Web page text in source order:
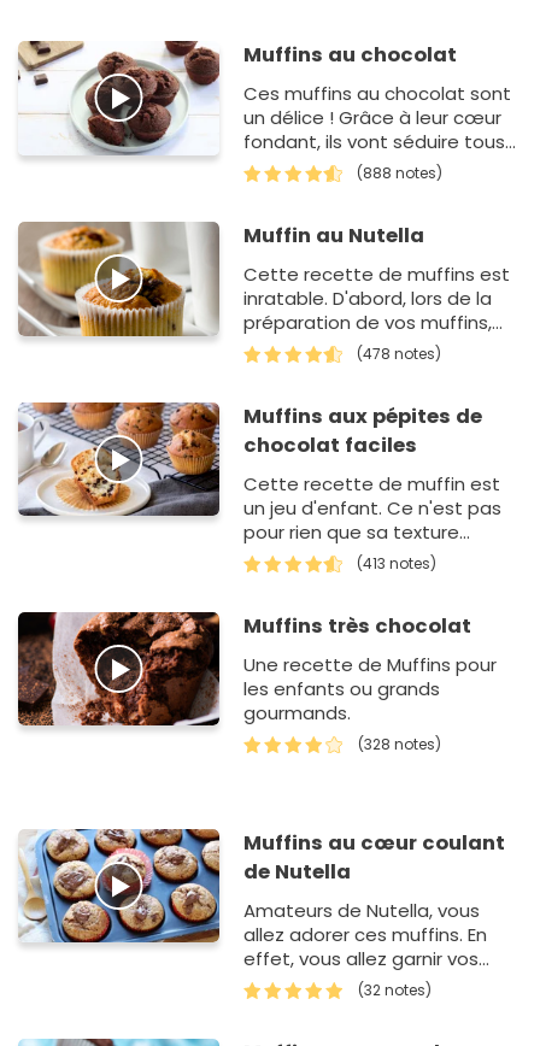
Muffins au chocolat
Ces muffins au chocolat sont
un délice ! Grâce à leur cœur
fondant, ils vont séduire tous
les gourmands. Et pour cause,
du petit-d&…
(888 notes)
Muffin au Nutella
Cette recette de muffins est
inratable. D'abord, lors de la
préparation de vos muffins,
vous allez mélanger les
ingrédients avec un fouet,…
(478 notes)
Muffins aux pépites de
chocolat faciles
Cette recette de muffin est
un jeu d'enfant. Ce n'est pas
pour rien que sa texture
moelleuse de ces petits
gâteaux fait saliver les
(413 notes)
Muffins très chocolat
Une recette de Muffins pour
les enfants ou grands
gourmands.
(328 notes)
Muffins au cœur coulant
de Nutella
Amateurs de Nutella, vous
allez adorer ces muffins. En
effet, vous allez garnir vos
petits gâteaux avec une
cuillère à soupe de Nutella.
(32 notes)